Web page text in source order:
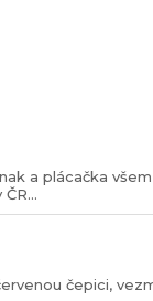
a plácačka
čepici,